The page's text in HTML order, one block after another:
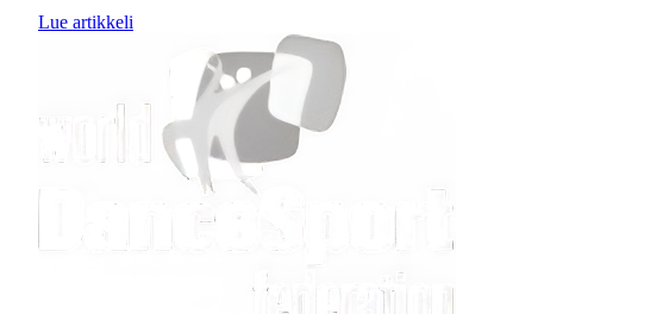
Lue artikkeli